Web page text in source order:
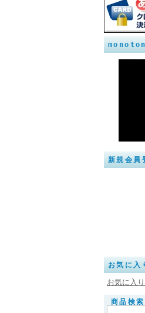
新規会員
お気に入
お気に入
商品検索